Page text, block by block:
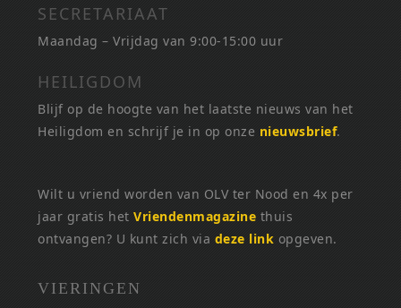
SECRETARIAAT
Maandag – Vrijdag van 9:00-15:00 uur
HEILIGDOM
Blijf op de hoogte van het laatste nieuws van het
Heiligdom en schrijf je in op onze nieuwsbrief.
Wilt u vriend worden van OLV ter Nood en 4x per
jaar gratis hetVriendenmagazine thuis
ontvangen? U kunt zich via deze link opgeven.
VIERINGEN